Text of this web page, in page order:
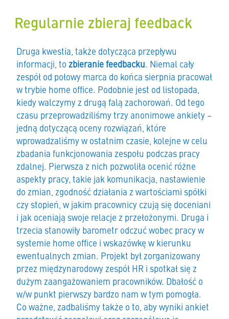
Regularnie zbieraj feedback
Druga kwestia, także dotycząca przepływu
informacji, to zbieranie feedbacku. Niemal cały
zespół od połowy marca do końca sierpnia pracował
w trybie home office. Podobnie jest od listopada,
kiedy walczymy z drugą falą zachorowań. Od tego
czasu przeprowadziliśmy trzy anonimowe ankiety –
jedną dotyczącą oceny rozwiązań, które
wprowadzaliśmy w ostatnim czasie, kolejne w celu
zbadania funkcjonowania zespołu podczas pracy
zdalnej. Pierwsza z nich pozwoliła ocenić różne
aspekty pracy, takie jak komunikacja, nastawienie
do zmian, zgodność działania z wartościami spółki
czy stopień, w jakim pracownicy czują się doceniani
i jak oceniają swoje relacje z przełożonymi. Druga i
trzecia stanowiły barometr odczuć wobec pracy w
systemie home office i wskazówkę w kierunku
ewentualnych zmian. Projekt był zorganizowany
przez międzynarodowy zespół HR i spotkał się z
dużym zaangażowaniem pracowników. Dbałość o
w/w punkt pierwszy bardzo nam w tym pomogła.
Co ważne, zadbaliśmy także o to, aby wyniki ankiet